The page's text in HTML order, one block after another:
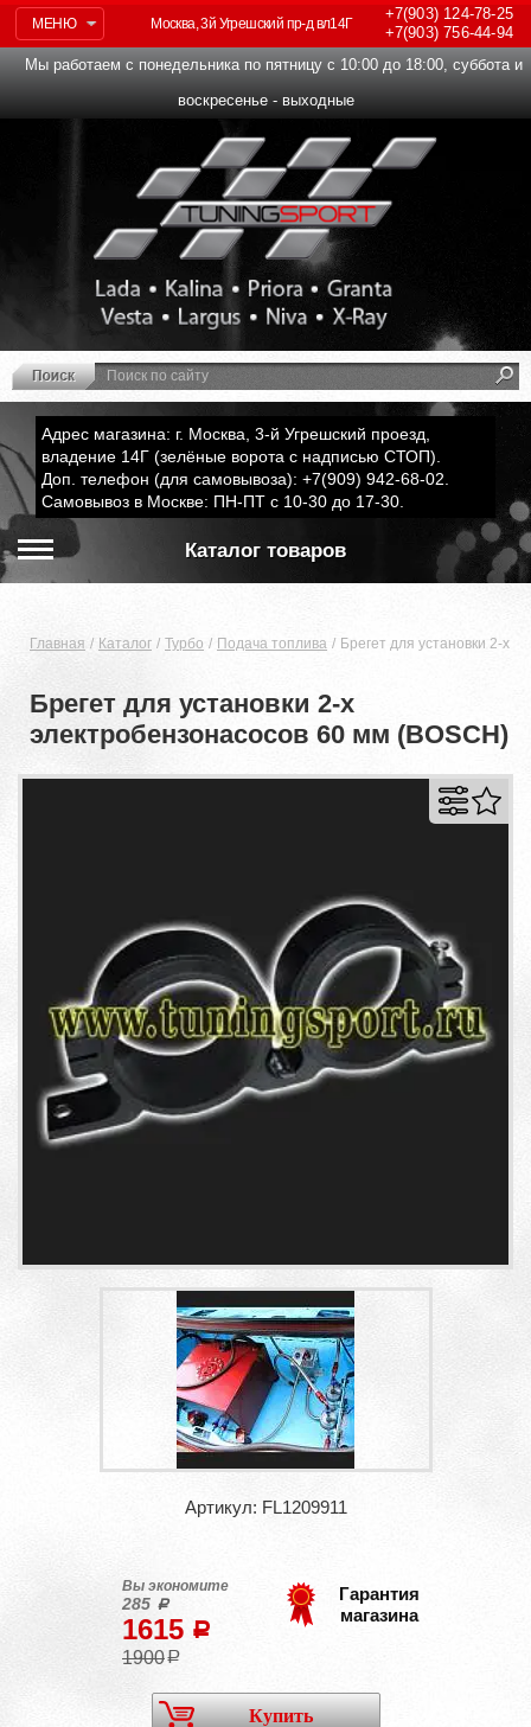
МЕНЮ
+7(903)124-78-25
+7(903)756-44-94
Москва, 3й Угрешский пр-д вл14Г
Мы работаем с понедельника по пятницу с 10:00 до 18:00, суббота и
воскресенье - выходные
Адрес магазина: г. Москва, 3-й Угрешский проезд,
владение 14Г (зелёные ворота с надписью СТОП).
Доп. телефон (для самовывоза): +7(909) 942-68-02.
Самовывоз в Москве: ПН-ПТ с 10-30 до 17-30.
Каталог товаров
Главная Каталог Турбо Подача топлива Брегет для установки 2-х
Брегет для установки 2-х
электробензонасосов 60 мм (BOSCH)
Артикул: FL1209911
Вы экономите
285 a
1615 a
1900a
Гарантия
магазина
Купить